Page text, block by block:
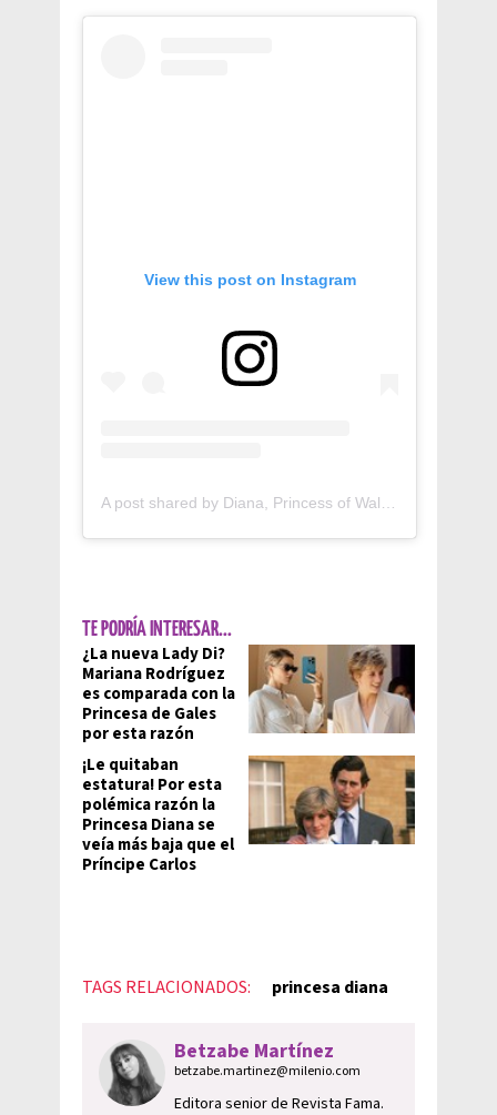
View this post on Instagram
A post shared by Diana, Princess of Wales (@princessdi.1961)
TE PODRÍA INTERESAR...
¿La nueva Lady Di?
Mariana Rodríguez
es comparada con la
Princesa de Gales
por esta razón
¡Le quitaban
estatura! Por esta
polémica razón la
Princesa Diana se
veía más baja que el
Príncipe Carlos
TAGS RELACIONADOS: princesa diana
Betzabe Martínez
betzabe.martinez@milenio.com
Editora senior de Revista Fama.